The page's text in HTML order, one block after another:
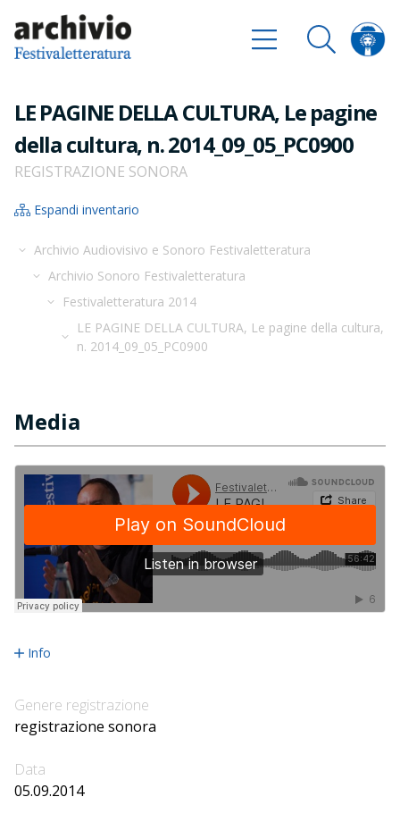
LE PAGINE DELLA CULTURA, Le pagine
della cultura, n. 2014_09_05_PC0900
REGISTRAZIONE SONORA
Espandi inventario
Archivio Audiovisivo e Sonoro Festivaletteratura
Archivio Sonoro Festivaletteratura
Festivaletteratura 2014
LE PAGINE DELLA CULTURA, Le pagine della cultura,
n. 2014_09_05_PC0900
Media
Info
Genere registrazione
registrazione sonora
Data
05.09.2014